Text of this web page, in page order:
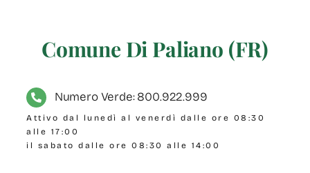
Comune Di Paliano (FR)
Numero Verde: 800.922.999
Attivo dal lunedì al venerdì dalle ore 08:30
alle 17:00
il sabato dalle ore 08:30 alle 14:00